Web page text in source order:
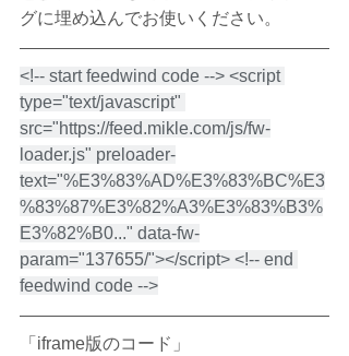
グに埋め込んでお使いください。
<!-- start feedwind code --> <script
type="text/javascript"
src="https://feed.mikle.com/js/fw-
loader.js" preloader-
text="%E3%83%AD%E3%83%BC%E3
%83%87%E3%82%A3%E3%83%B3%
E3%82%B0..." data-fw-
param="137655/"></script> <!-- end
feedwind code -->
「iframe版のコード」